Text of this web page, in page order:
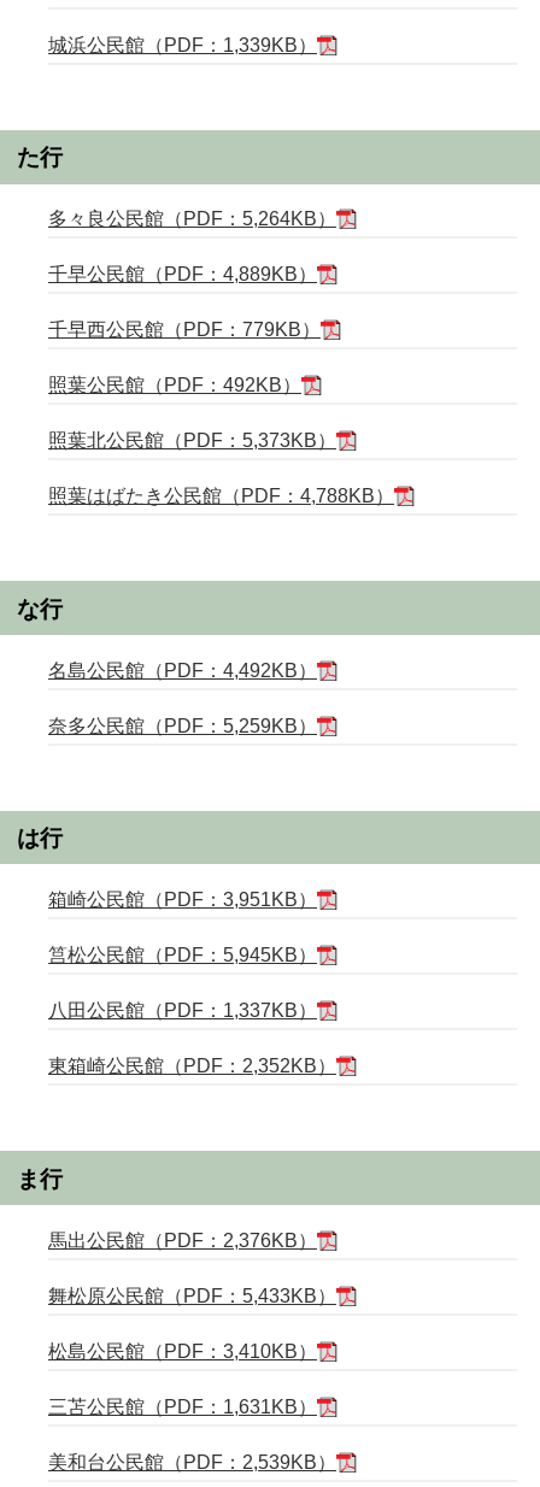
城浜公民館（PDF：1,339KB）
た行
多々良公民館（PDF：5,264KB）
千早公民館（PDF：4,889KB）
千早西公民館（PDF：779KB）
照葉公民館（PDF：492KB）
照葉北公民館（PDF：5,373KB）
照葉はばたき公民館（PDF：4,788KB）
な行
名島公民館（PDF：4,492KB）
奈多公民館（PDF：5,259KB）
は行
箱崎公民館（PDF：3,951KB）
筥松公民館（PDF：5,945KB）
八田公民館（PDF：1,337KB）
東箱崎公民館（PDF：2,352KB）
ま行
馬出公民館（PDF：2,376KB）
舞松原公民館（PDF：5,433KB）
松島公民館（PDF：3,410KB）
三苫公民館（PDF：1,631KB）
美和台公民館（PDF：2,539KB）